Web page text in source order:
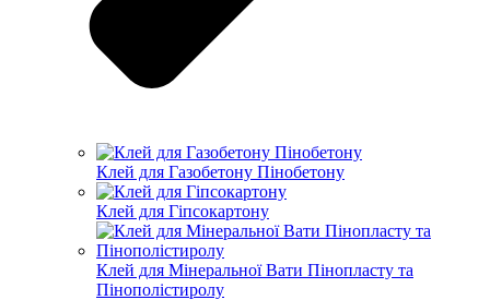
Клей для Газобетону Пінобетону
Клей для Гіпсокартону
Клей для Мінеральної Вати Пінопласту та
Пінополістиролу